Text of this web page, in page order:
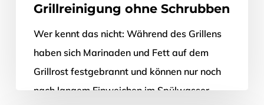
Grillreinigung ohne Schrubben
Wer kennt das nicht: Während des Grillens
haben sich Marinaden und Fett auf dem
Grillrost festgebrannt und können nur noch
nach langem Einweichen im Spülwasser…